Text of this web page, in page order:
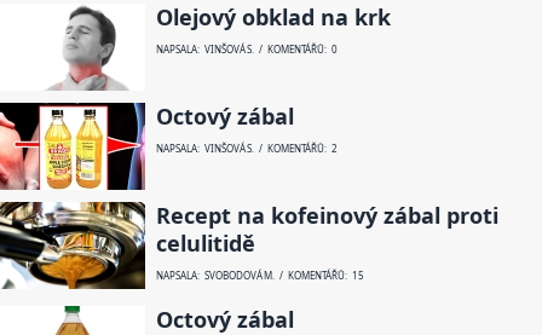
Olejový obklad na krk
NAPSALA: VINŠOVÁ S. / KOMENTÁŘŮ: 0
Octový zábal
NAPSALA: VINŠOVÁ S. / KOMENTÁŘŮ: 2
Recept na kofeinový zábal proti
celulitidě
NAPSALA: SVOBODOVÁ M. / KOMENTÁŘŮ: 15
Octový zábal